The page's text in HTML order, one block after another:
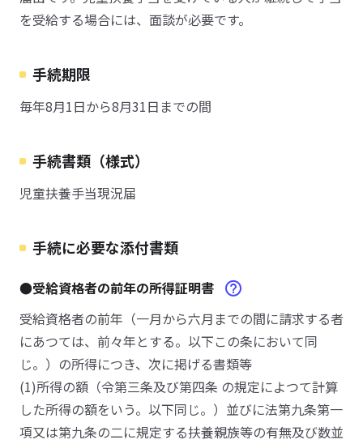
を受給する場合には、面談が必要です。
手続期限
毎年8月1日から8月31日までの間
手続書類（様式）
児童扶養手当現況届
手続に必要な添付書類
●受給資格者の前年の所得証明書
受給資格者の前年（一月から六月までの間に請求する者
にあつては、前々年とする。以下この条において同
じ。）の所得につき、次に掲げる書類等
(1)所得の額（令第三条及び第四条 の規定によつて計算
した所得の額をいう。以下同じ。）並びに法第九条第一
項又は第九条の二に規定する扶養親族等の有無及び数並